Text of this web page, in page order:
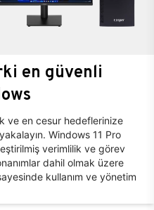
en güvenli
ve en cesur hedeflerinize
Windows 11 Pro
verimlilik ve görev
dahil olmak üzere
kullanım ve yönetim